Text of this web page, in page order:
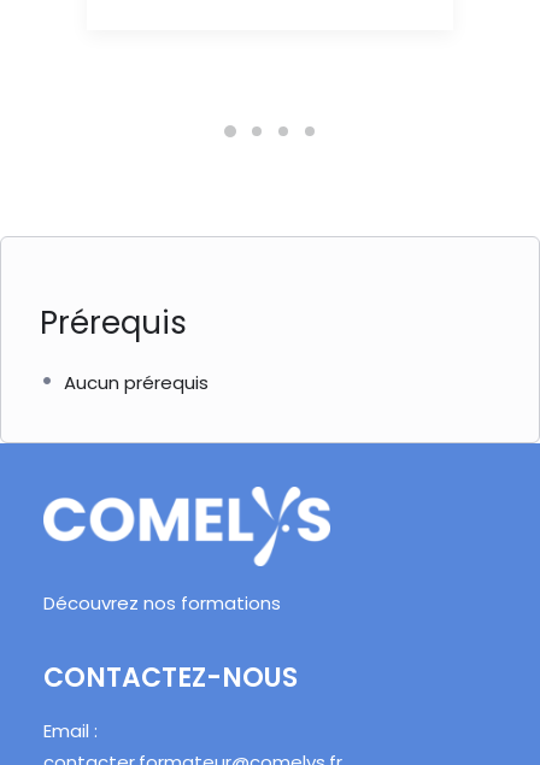
Prérequis
Aucun prérequis
Découvrez nos formations
CONTACTEZ-NOUS
Email :